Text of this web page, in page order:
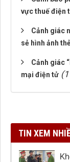
vực thuế điện
Cảnh giác
sẻ hình ảnh
Cảnh giác
mại điện tử
TIN XEM